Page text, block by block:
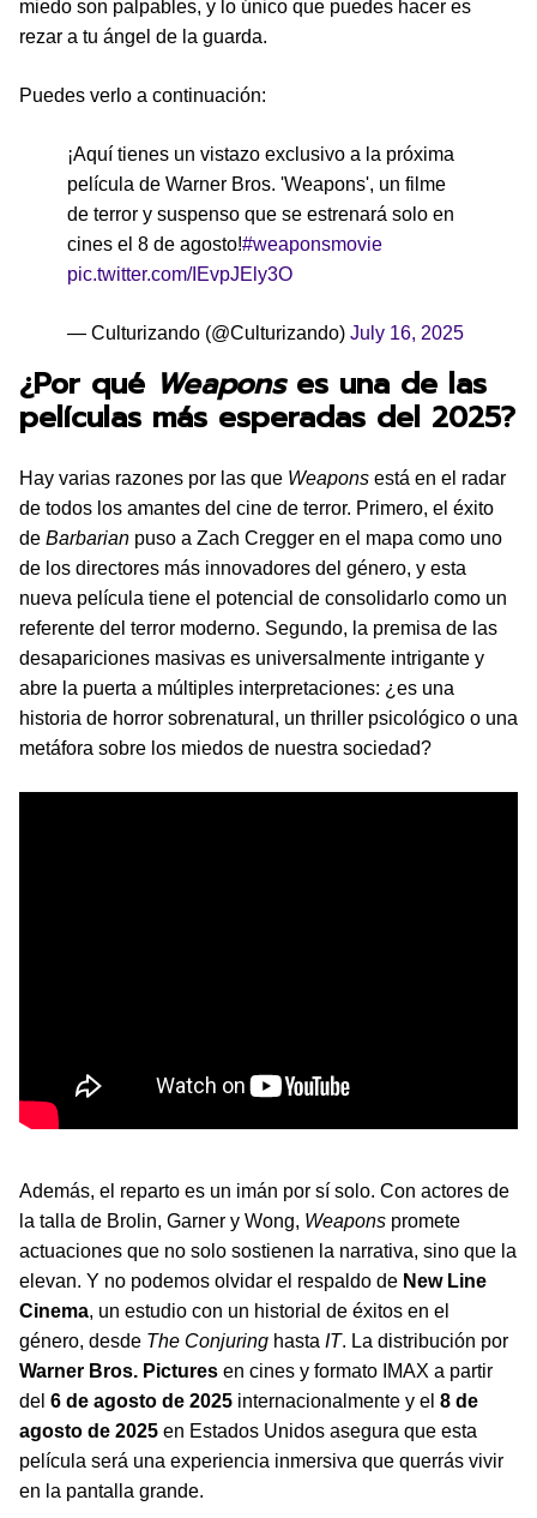
miedo son palpables, y lo único que puedes hacer es
rezar a tu ángel de la guarda.
Puedes verlo a continuación:
¡Aquí tienes un vistazo exclusivo a la próxima
película de Warner Bros. 'Weapons', un filme
de terror y suspenso que se estrenará solo en
cines el 8 de agosto!#weaponsmovie
pic.twitter.com/IEvpJEly3O
— Culturizando (@Culturizando) July 16, 2025
¿Por qué Weaponses una de las
películas más esperadas del 2025?
Hay varias razones por las que Weapons está en el radar
de todos los amantes del cine de terror. Primero, el éxito
de Barbarian puso a Zach Cregger en el mapa como uno
de los directores más innovadores del género, y esta
nueva película tiene el potencial de consolidarlo como un
referente del terror moderno. Segundo, la premisa de las
desapariciones masivas es universalmente intrigante y
abre la puerta a múltiples interpretaciones: ¿es una
historia de horror sobrenatural, un thriller psicológico o una
metáfora sobre los miedos de nuestra sociedad?
Además, el reparto es un imán por sí solo. Con actores de
la talla de Brolin, Garner y Wong, Weapons promete
actuaciones que no solo sostienen la narrativa, sino que la
elevan. Y no podemos olvidar el respaldo de New Line
Cinema, un estudio con un historial de éxitos en el
género, desde The Conjuring hasta IT. La distribución por
Warner Bros. Pictures en cines y formato IMAX a partir
del 6 de agosto de 2025 internacionalmente y el 8 de
agosto de 2025 en Estados Unidos asegura que esta
película será una experiencia inmersiva que querrás vivir
en la pantalla grande.